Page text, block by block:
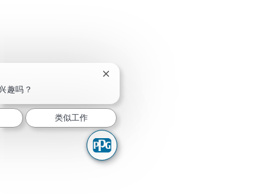
趣吗？
关闭聊天机器人通知
类似工作